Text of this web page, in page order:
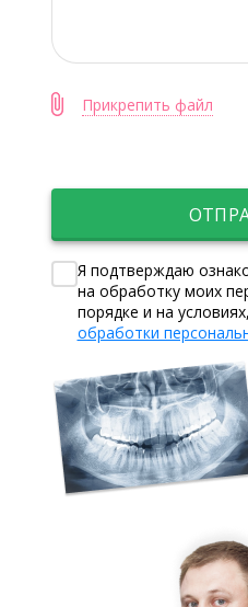
Прикрепить файл
Я подтверждаю
на обработку моих
порядке и на
обработки